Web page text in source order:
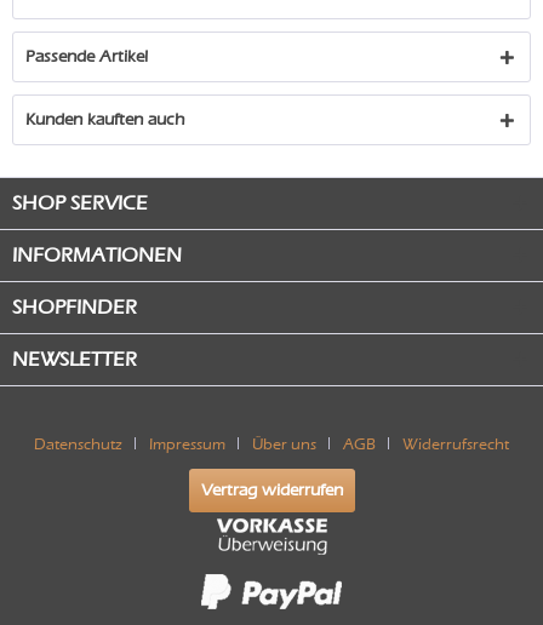
Passende Artikel
Kunden kauften auch
SHOP SERVICE
INFORMATIONEN
SHOPFINDER
NEWSLETTER
Datenschutz Impressum Über uns AGB Widerrufsrecht
Vertrag widerrufen